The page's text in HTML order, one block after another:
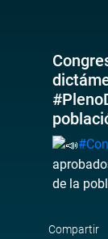
de la
Compartir